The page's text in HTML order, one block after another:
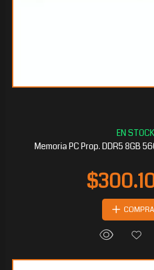
Memoria PC Prop. DDR5 8GB